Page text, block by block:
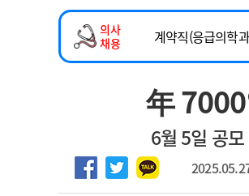
인포메이션 행정처분
회사소개
의사
채용
계약직(응급의학
하반기 전공의(레
2026년 하반기 인
마취통증의학과
年 7000
6월 5일 공